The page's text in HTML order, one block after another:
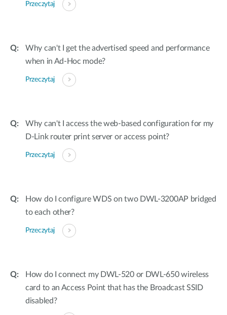
Przeczytaj
Why can't I get the advertised speed and performance
when in Ad-Hoc mode?
Przeczytaj
Why can't I access the web-based configuration for my
D-Link router print server or access point?
Przeczytaj
How do I configure WDS on two DWL-3200AP bridged
to each other?
Przeczytaj
How do I connect my DWL-520 or DWL-650 wireless
card to an Access Point that has the Broadcast SSID
disabled?